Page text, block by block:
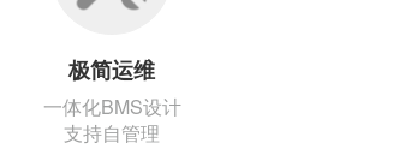
极简运维
一体化BMS设计
支持自管理